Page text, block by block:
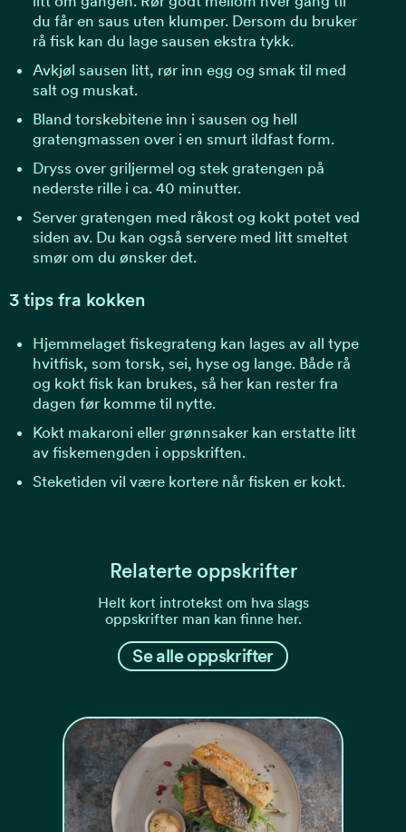
du får en saus uten klumper. Dersom du bruker
rå fisk kan du lage sausen ekstra tykk.
Avkjøl sausen litt, rør inn egg og smak til med
salt og muskat.
Bland torskebitene inn i sausen og hell
gratengmassen over i en smurt ildfast form.
Dryss over griljermel og stek gratengen på
nederste rille i ca. 40 minutter.
Server gratengen med råkost og kokt potet ved
siden av. Du kan også servere med litt smeltet
smør om du ønsker det.
3 tips fra kokken
Hjemmelaget fiskegrateng kan lages av all type
hvitfisk, som torsk, sei, hyse og lange. Både rå
og kokt fisk kan brukes, så her kan rester fra
dagen før komme til nytte.
Kokt makaroni eller grønnsaker kan erstatte litt
av fiskemengden i oppskriften.
Steketiden vil være kortere når fisken er kokt.
Relaterte oppskrifter
Helt kort introtekst om hva slags
oppskrifter man kan finne her.
Se alle oppskrifter